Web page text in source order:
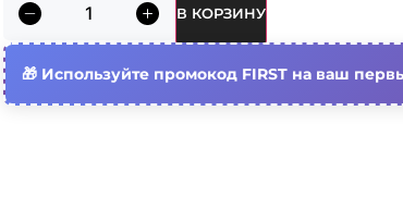
Объем (м3) В КОРЗИНУ
Используйте промокод FIRST на ваш